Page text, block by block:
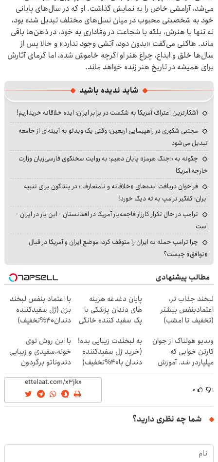
می‌شد، آرامشی خاص را به نمایش گذاشت. او که در سال‌های پایانی
خود به شخصیتی محبوب در میان نسل‌های مختلف تبدیل شده بود،
نه تنها با هنرش، بلکه با شجاعت در وفاداری به خود، در ذهن‌ها باقی
ماند. هاکنی می‌گفت «بدون دود، آتشی وجود ندارد» و حالا پس از
سال‌ها خلق و ابداع، چراغ هنر او اگرچه خاموش شده، اما گرمای آثارش
برای همیشه در تاریخ هنر زنده خواهد ماند.
شاید ندیده باشید
آشکارترین اعتراف آمریکا به شکست در برابر ایران؛ ایده خلاقانه خریداریم!
مجتبی شکوری در راهپیمایی اربعین؛ وقتی یک ویدئو به آیینه‌ای از جامعه
تبدیل می‌شود
چگونه به «جنگ هرمز» پایان دهیم؛ به روایت سخنگوی فارسی‌زبان وزارت
خارجه آمریکا
فراخوان دریافت ایده‌های «خلاقانه و نامتعارف» در پنتاگون برای تنبیه
ایران؛ کفگیر ترامپ به ته دیگ خورد!
ترامپ در حال تکرار کارزار فاجعه‌بار آمریکا در افغانستان - این بار در ایران -
است
چرا ترامپ حمله به ایران را متوقف کرد؛ موضع ایران و آمریکا در قبال
«توافق» چیست؟
مطالب پیشنهادی
لبخند جذاب تر،
اعتمادبنفس بیشتر
(تخفیف تا امشب)
پایان دغدغه هزینه
های دندان پزشکی با
پک سفید کننده خانگی
با اعتماد بنفس لبخند
بزن (ژل سفیدکننده
دندان40%تخفیف)
ویدیو هولناک از جوان
کارتن خوابی که
میلیاردر شد. آموزش
رایگان
به لبخندت زیبایی بده!
(خرید ژل سفیدکننده
دندان با40%تخفیف)
با این روش توی
خونه،سفیدی و زیبایی
دندوناتو برگردون
(40%off)
۱ ۰
شما چه نظری دارید؟